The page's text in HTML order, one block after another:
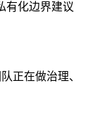
有化边界建议
正在做治理、